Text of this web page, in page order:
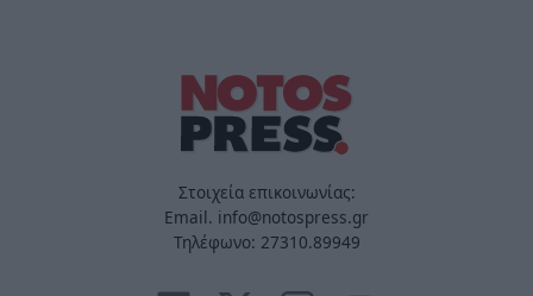
Στοιχεία επικοινωνίας:
Email. info@notospress.gr
Τηλέφωνο: 27310.89949